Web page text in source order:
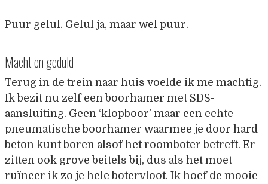
Puur gelul. Gelul ja, maar wel puur.
Macht en geduld
Terug in de trein naar huis voelde ik me machtig.
Ik bezit nu zelf een boorhamer met SDS-
aansluiting. Geen ‘klopboor’ maar een echte
pneumatische boorhamer waarmee je door hard
beton kunt boren alsof het roomboter betreft. Er
zitten ook grove beitels bij, dus als het moet
ruïneer ik zo je hele botervloot. Ik hoef de mooie